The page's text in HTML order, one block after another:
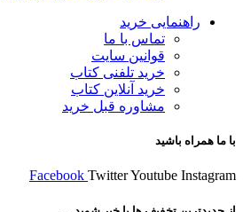
راهنمایی خرید
تماس با ما
قوانین سایت
خرید تلفنی کتاب
خرید آنلاین کتاب
مشاوره قبل خرید
با ما همراه باشید
Facebook TwitterYoutube Instagram